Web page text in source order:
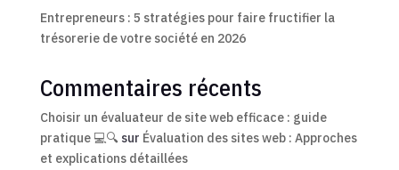
Entrepreneurs : 5 stratégies pour faire fructifier la
trésorerie de votre société en 2026
Commentaires récents
Choisir un évaluateur de site web efficace : guide
pratique 💻🔍 sur Évaluation des sites web : Approches
et explications détaillées